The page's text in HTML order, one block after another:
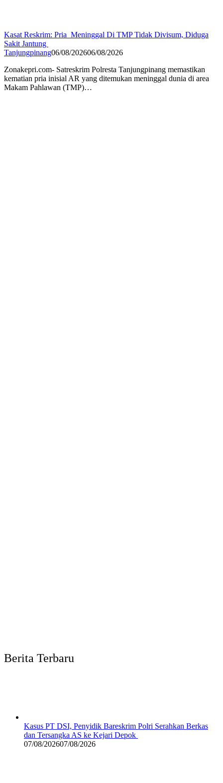
Kasat Reskrim: Pria Meninggal Di TMP Tidak Divisum, Diduga
Sakit Jantung
Tanjungpinang06/08/202606/08/2026
Zonakepri.com- Satreskrim Polresta Tanjungpinang memastikan
kematian pria inisial AR yang ditemukan meninggal dunia di area
Makam Pahlawan (TMP)…
Berita Terbaru
Kasus PT DSI, Penyidik Bareskrim Polri Serahkan Berkas
dan Tersangka AS ke Kejari Depok
07/08/202607/08/2026